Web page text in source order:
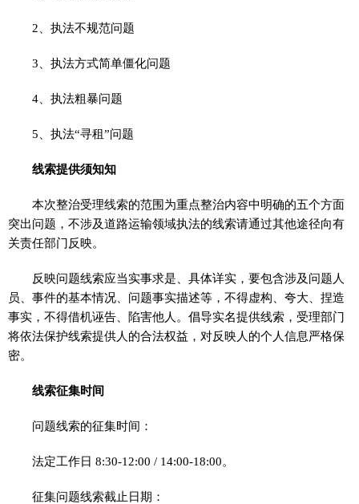
2、执法不规范问题
3、执法方式简单僵化问题
4、执法粗暴问题
5、执法“寻租”问题
线索提供须知知
本次整治受理线索的范围为重点整治内容中明确的五个方面
突出问题，不涉及道路运输领域执法的线索请通过其他途径向有
关责任部门反映。
反映问题线索应当实事求是、具体详实，要包含涉及问题人
员、事件的基本情况、问题事实描述等，不得虚构、夸大、捏造
事实，不得借机诬告、陷害他人。倡导实名提供线索，受理部门
将依法保护线索提供人的合法权益，对反映人的个人信息严格保
密。
线索征集时间
问题线索的征集时间：
法定工作日 8:30-12:00 / 14:00-18:00。
征集问题线索截止日期：